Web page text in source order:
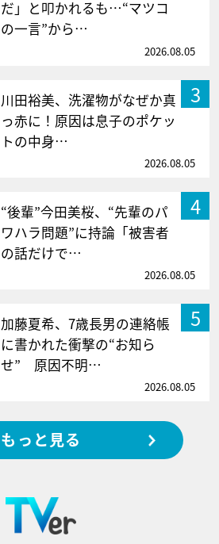
だ」と叩かれるも…“マツコ
の一言”から…
2026.08.05
3
川田裕美、洗濯物がなぜか真
っ赤に！原因は息子のポケッ
トの中身…
2026.08.05
4
“後輩”今田美桜、“先輩のパ
ワハラ問題”に持論「被害者
の話だけで…
2026.08.05
5
加藤夏希、7歳長男の連絡帳
に書かれた衝撃の“お知ら
せ” 原因不明…
2026.08.05
もっと見る